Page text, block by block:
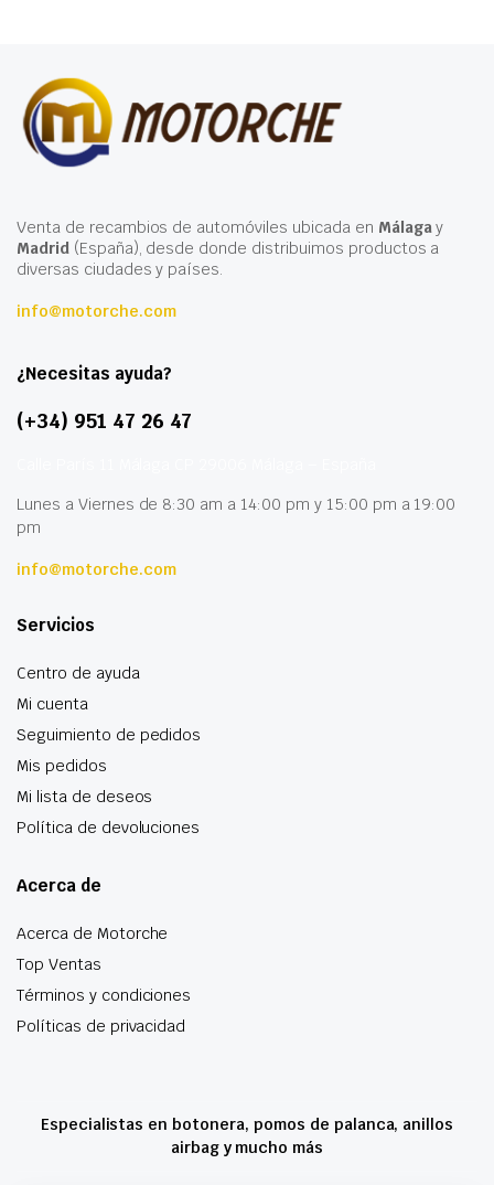
Venta de recambios de automóviles ubicada en Málagay
Madrid(España), desde donde distribuimos productos a
diversas ciudades y países.
info@motorche.com
¿Necesitas ayuda?
(+34) 951 47 26 47
Lunes a Viernes de 8:30 am a 14:00 pm y 15:00 pm a 19:00
pm
info@motorche.com
Servicios
Centro de ayuda
Mi cuenta
Seguimiento de pedidos
Mis pedidos
Mi lista de deseos
Política de devoluciones
Acerca de
Acerca de Motorche
Top Ventas
Términos y condiciones
Políticas de privacidad
Especialistas en botonera, pomos de palanca, anillos
airbag y mucho más